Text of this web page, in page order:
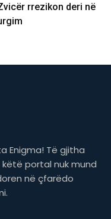
rrezikon deri në
Enigma! Të gjitha
portal nuk mund
në çfarëdo